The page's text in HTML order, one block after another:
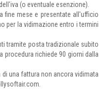
(o eventuale esenzione).
fine mese e presentate all'ufficio
per la vidimazione entro i termini
tramite posta tradizionale subito
richiede 90 giorni dalla
una fattura non ancora vidimata